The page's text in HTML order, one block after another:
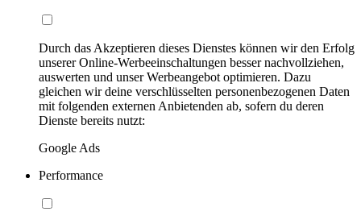
Durch das Akzeptieren dieses Dienstes können wir den Erfolg
unserer Online-Werbeeinschaltungen besser nachvollziehen,
auswerten und unser Werbeangebot optimieren. Dazu
gleichen wir deine verschlüsselten personenbezogenen Daten
mit folgenden externen Anbietenden ab, sofern du deren
Dienste bereits nutzt:
Google Ads
Performance